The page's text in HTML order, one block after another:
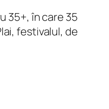
35+, în care 35
festivalul, de